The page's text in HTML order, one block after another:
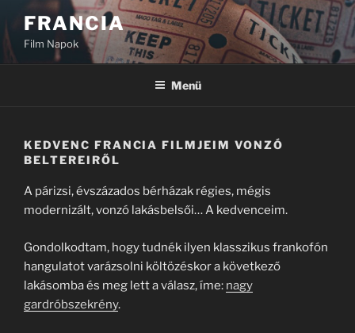
Tartalomhoz
FRANCIA
Film Napok
Menü
KEDVENC FRANCIA FILMJEIM VONZÓ
BELTEREIRŐL
A párizsi, évszázados bérházak régies, mégis
modernizált, vonzó lakásbelsői… A kedvenceim.
Gondolkodtam, hogy tudnék ilyen klasszikus frankofón
hangulatot varázsolni költözéskor a következő
lakásomba és meg lett a válasz, íme: nagy
gardróbszekrény.